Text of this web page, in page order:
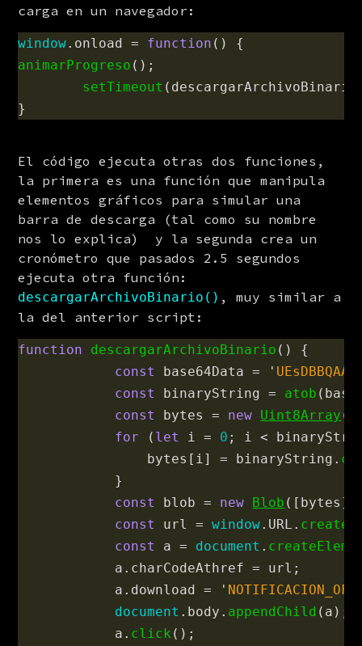
carga en un navegador:
window. onload = function ()
{
animarProgreso ();
setTimeout ( descargarArchivoBinario
}
El código ejecuta otras dos funciones,
la primera es una función que manipula
elementos gráficos para simular una
barra de descarga (tal como su nombre
nos lo explica)  y la segunda crea un
cronómetro que pasados 2.5 segundos
descargarArchivoBinario() , muy similar a
la del anterior script:
function descargarArchivoBinario ()
{
const
base64Data = '
const
binaryString = atob (
const
bytes = new Uint8Array (
for
( let i = 0 ; i <
bytes [ i] = binaryString .
}
const
blob = new Blob ([ bytes ],
const
url = window. URL .
const
a = document .
a . charCodeAthref = url ;
a . download = '
document . body . appendChild ( a );
a . click ();